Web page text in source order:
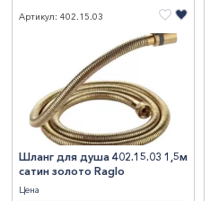
По возрастанию
По убыванию цены
По наименованию
Диаметр, мм
80 1
Длина, мм
1.5 750 1
Длина, м
Артикул: 402.15.03
Шланг для душа 402.15.03 1,5м
сатин золото Raglo
Цена